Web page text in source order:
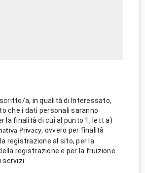
a, in qualità di Interessato,
che i dati personali saranno
la finalità di cui al punto 1, lett a)
Privacy, ovvero per finalità
registrazione al sito, per la
registrazione e per la fruizione